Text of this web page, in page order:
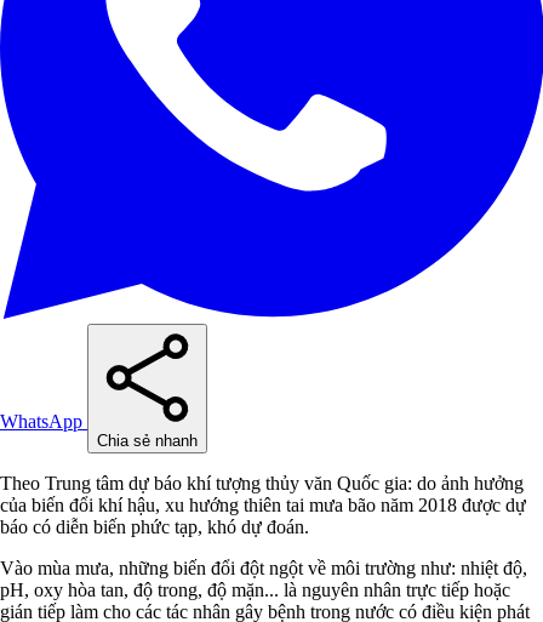
WhatsApp
Chia sẻ nhanh
Theo Trung tâm dự báo khí tượng thủy văn Quốc gia: do ảnh hưởng
của biến đổi khí hậu, xu hướng thiên tai mưa bão năm 2018 được dự
báo có diễn biến phức tạp, khó dự đoán.
Vào mùa mưa, những biến đổi đột ngột về môi trường như: nhiệt độ,
pH, oxy hòa tan, độ trong, độ mặn... là nguyên nhân trực tiếp hoặc
gián tiếp làm cho các tác nhân gây bệnh trong nước có điều kiện phát